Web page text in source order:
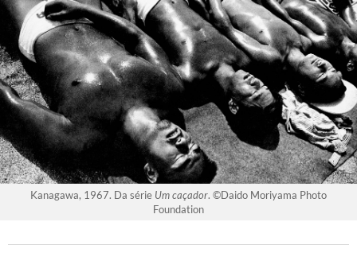
Kanagawa, 1967. Da série Um caçador. ©Daido Moriyama Photo
Foundation